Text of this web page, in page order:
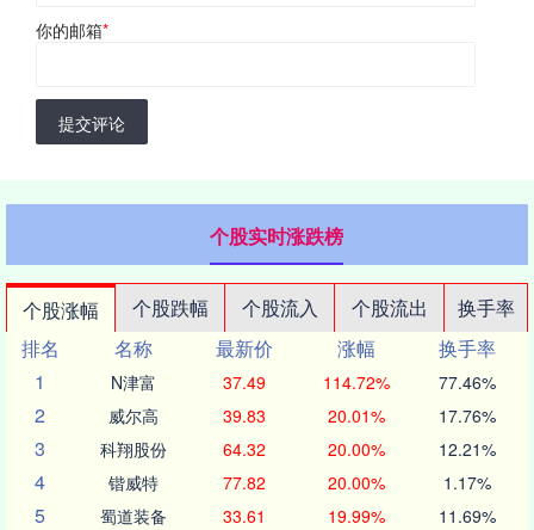
你的邮箱*
提交评论
个股实时涨跌榜
个股涨幅 个股跌幅 个股流入 个股流出
换手率
排名
名称 最新价 涨幅
换手率
1
N津富 37.49 114.72% 77.46%
2 威尔高 39.83 20.01% 17.76%
3 科翔股份 64.32 20.00% 12.21%
4 锴威特 77.82 20.00% 1.17%
5 蜀道装备 33.61 19.99% 11.69%